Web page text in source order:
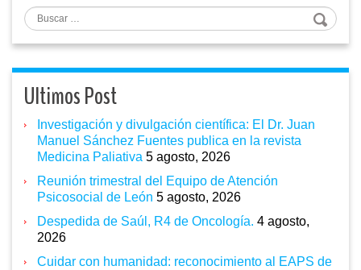
Buscar
Ultimos Post
Investigación y divulgación científica: El Dr. Juan
Manuel Sánchez Fuentes publica en la revista
Medicina Paliativa 5 agosto, 2026
Reunión trimestral del Equipo de Atención
Psicosocial de León 5 agosto, 2026
Despedida de Saúl, R4 de Oncología. 4 agosto,
2026
Cuidar con humanidad: reconocimiento al EAPS de